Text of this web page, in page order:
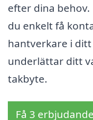
efter dina
du enkelt få
hantverkare i
underlättar ditt
takbyte.
Få 3